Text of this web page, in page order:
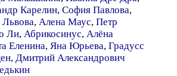
Карелин, София Павлова,
, Алена Маус, Петр
Ли, Абрикосинус, Алёна
Еленина, Яна Юрьева, Градусс
, Дмитрий Александрович